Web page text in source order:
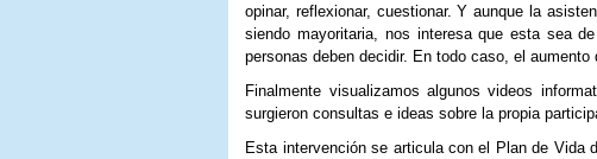
opinar, reflexionar, cuestionar. Y aunque la
siendo mayoritaria, nos interesa que esta sea
personas deben decidir. En todo caso, el
Finalmente visualizamos algunos videos
surgieron consultas e ideas sobre la propia
Esta intervención se articula con el Plan de Vida